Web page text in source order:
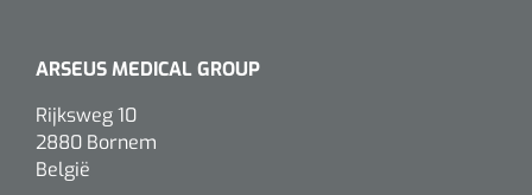
ARSEUS MEDICAL GROUP
Rijksweg 10
2880 Bornem
België